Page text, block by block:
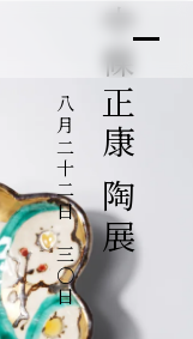
中條正康 陶展
八月二十二日～三〇日